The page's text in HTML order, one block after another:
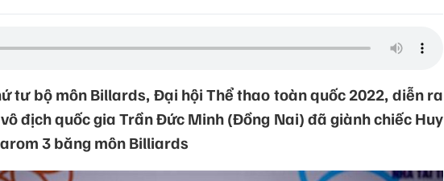
tư bộ môn Billards, Đại hội Thể thao toàn quốc 2022, diễn ra
địch quốc gia Trần Đức Minh (Đồng Nai) đã giành chiếc Huy
3 băng môn Billiards